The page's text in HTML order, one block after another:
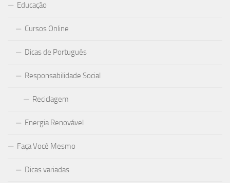
Educação
Cursos Online
Dicas de Português
Responsabilidade Social
Reciclagem
Energia Renovável
Faça Você Mesmo
Dicas variadas